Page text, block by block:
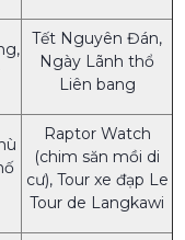
Tết Nguyên Đán,
Ngày Lãnh thổ
Liên bang
Raptor Watch
(chim săn mồi di
cư), Tour xe đạp Le
Tour de Langkawi